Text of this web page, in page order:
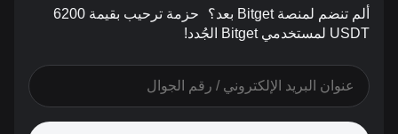
ألم تنضم لمنصة Bitget بعد؟
حزمة ترحيب بقيمة 6200
USDT لمستخدمي Bitget الجُدد!